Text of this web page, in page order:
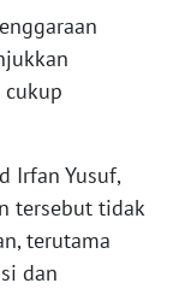
Irfan Yusuf,
tersebut tidak
terutama
dan